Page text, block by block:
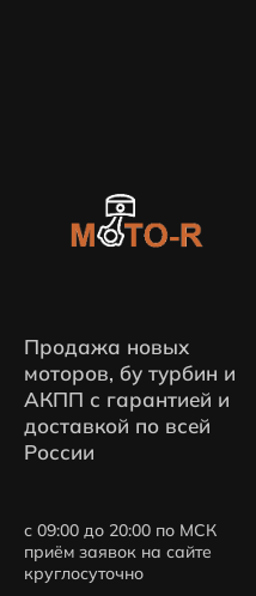
Продажа новых
моторов, бу турбин и
АКПП с гарантией и
доставкой по всей
России
с 09:00 до 20:00 по МСК
приём заявок на сайте
круглосуточно